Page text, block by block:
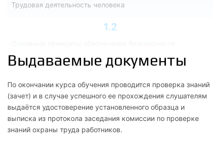
Трудовая деятельность человека
1.2
1.3
Основные принципы обеспечения охраны труда
1.4
Основные положения трудового права
Выдаваемые документы
По окончании курса обучения проводится проверка знаний
(зачет) и в случае успешного ее прохождения слушателям
выдаётся удостоверение установленного образца и
выписка из протокола заседания комиссии по проверке
знаний охраны труда работников.